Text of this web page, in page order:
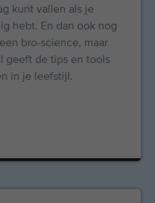
kunt vallen als je
hebt. En dan ook nog
bro-science, maar
geeft de tips en tools
in je leefstijl.